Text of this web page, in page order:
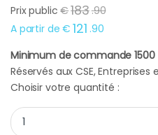
Prix public €183.90
A partir de € 121 .90
Minimum de commande 1500
Réservés aux CSE,
Choisir votre quantité :
Coffret cadeaux d'affaires